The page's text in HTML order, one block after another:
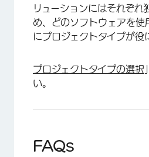
リューションにはそれぞれ
め、どのソフトウェアを使
にプロジェクトタイプが役
プロジェクトタイプの選択
い。
FAQs